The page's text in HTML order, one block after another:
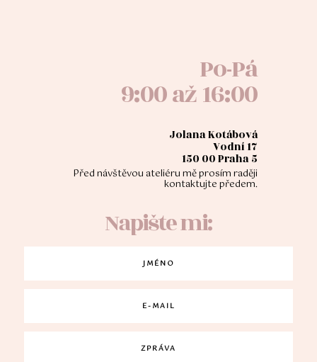
Po-Pá
9:00 až 16:00
Jolana Kotábová
Vodní 17
150 00 Praha 5
Před návštěvou ateliéru mě prosím raději
kontaktujte předem.
Napište mi: